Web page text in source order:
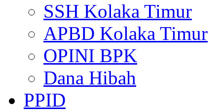
SSH Kolaka Timur
APBD Kolaka Timur
OPINI BPK
Dana Hibah
PPID